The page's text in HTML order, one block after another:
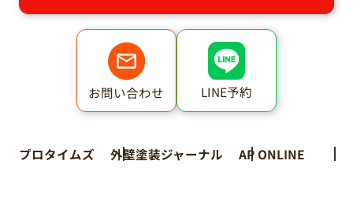
お問い合わせ LINE予約
プロタイムズ 外壁塗装ジャーナル AP ONLINE